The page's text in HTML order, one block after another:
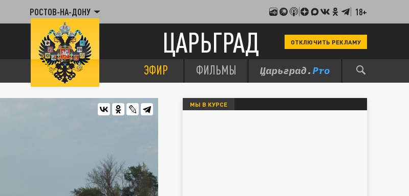
РОСТОВ-НА-ДОНУ 18+
ЦАРЬГРАД ОТКЛЮЧИТЬ РЕКЛАМУ
ЭФИР ФИЛЬМЫ
МЫ В КУРСЕ